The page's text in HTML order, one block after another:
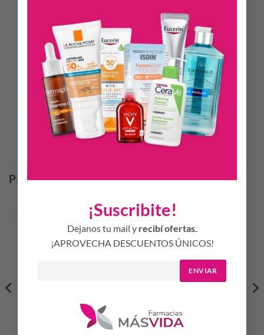
¡Suscribite!
Dejanos tu mail y recibí ofertas.
¡APROVECHA DESCUENTOS ÚNICOS!
ENVIAR
pasar por alto. Familia Olfativa: Cítrica – Marina –
Aromática-Notas de Salida: Pomelo – Notas Marinas –
Mandarina-Notas de Cuerpo: Hojas de Laurel – Jazmín-
Notas de Fondo: Madera de Guiac – Musgo de Roble –
Patchouli – Ámbar GrisSet incluye dos productos:
Kevingston Blue 1989 EDT x60ml + desodorante x160ml.
Productos Relacionados
PRODUCTOS RELACIONADOS
WOMEN SECRET ROSE
FEM
AÑADIR AL CARRITO